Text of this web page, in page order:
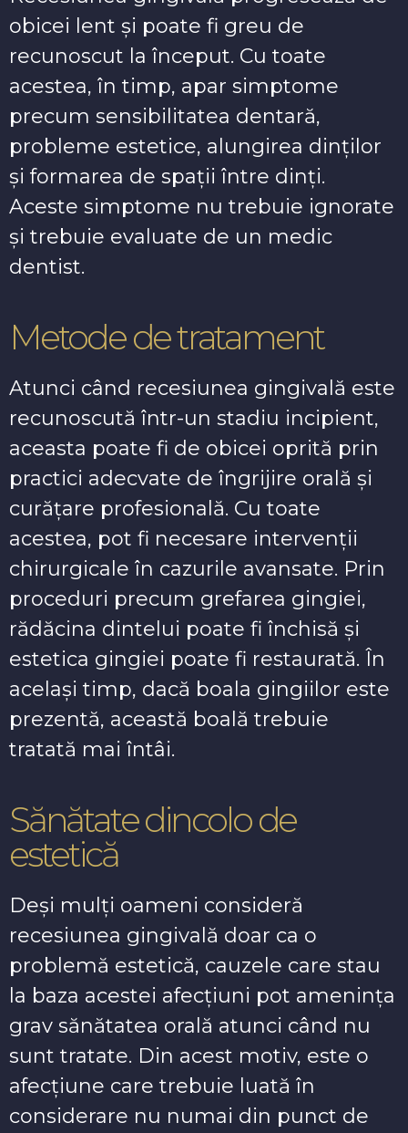
obicei lent și poate fi greu de
recunoscut la început. Cu toate
acestea, în timp, apar simptome
precum sensibilitatea dentară,
probleme estetice, alungirea dinților
și formarea de spații între dinți.
Aceste simptome nu trebuie ignorate
și trebuie evaluate de un medic
dentist.
Metode de tratament
Atunci când recesiunea gingivală este
recunoscută într-un stadiu incipient,
aceasta poate fi de obicei oprită prin
practici adecvate de îngrijire orală și
curățare profesională. Cu toate
acestea, pot fi necesare intervenții
chirurgicale în cazurile avansate. Prin
proceduri precum grefarea gingiei,
rădăcina dintelui poate fi închisă și
estetica gingiei poate fi restaurată. În
același timp, dacă boala gingiilor este
prezentă, această boală trebuie
tratată mai întâi.
Sănătate dincolo de
estetică
Deși mulți oameni consideră
recesiunea gingivală doar ca o
problemă estetică, cauzele care stau
la baza acestei afecțiuni pot amenința
grav sănătatea orală atunci când nu
sunt tratate. Din acest motiv, este o
afecțiune care trebuie luată în
considerare nu numai din punct de